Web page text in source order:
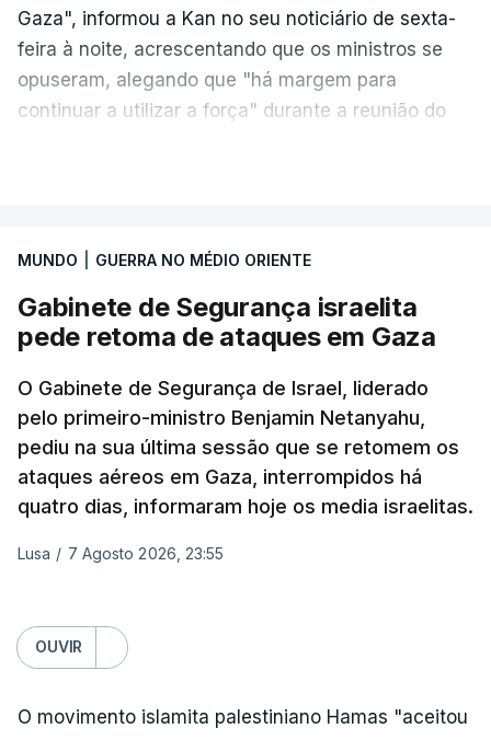
Gaza", informou a Kan no seu noticiário de sexta-
feira à noite, acrescentando que os ministros se
opuseram, alegando que "há margem para
continuar a utilizar a força" durante a reunião do
aplicação do plano de desarmamento do Hamas.
Além disso, o correspondente do canal de
televisão israelita i24News, que também teve
sexta-feira que, após a reunião, ficou por decidir a
autorização formal de Israel para a entrada em
Gaza da Força Internacional de Estabilização, um
contingente multinacional proposto no âmbito do
Conselho da Paz promovido por Trump.
Segurança do país, que o órgão presidido por
Netanyahu exigiu durante a sessão de quinta-feira
interrompidos desde segunda-feira.
MUNDO GUERRA NO MÉDIO ORIENTE
Gabinete de Segurança israelita
pede retoma de ataques em Gaza
O Gabinete de Segurança de Israel, liderado
pelo primeiro-ministro Benjamin Netanyahu,
pediu na sua última sessão que se retomem os
ataques aéreos em Gaza, interrompidos há
quatro dias, informaram hoje os media israelitas.
Lusa / 7 Agosto 2026, 23:55
OUVIR
O movimento islamita palestiniano Hamas "aceitou